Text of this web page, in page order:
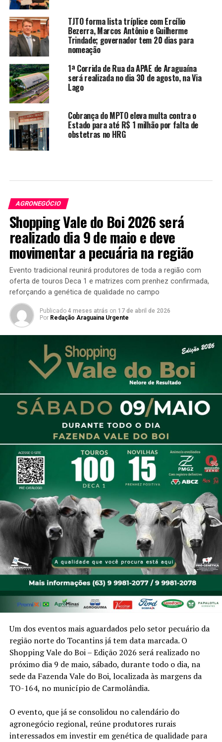
TJTO forma lista tríplice com Ercílio
Bezerra, Marcos Antônio e Guilherme
Trindade; governador tem 20 dias para
nomeação
1ª Corrida de Rua da APAE de Araguaína
será realizada no dia 30 de agosto, na Via
Lago
Cobrança do MPTO eleva multa contra o
Estado para até R$ 1 milhão por falta de
obstetras no HRG
AGRONEGÓCIO
Shopping Vale do Boi 2026 será
realizado dia 9 de maio e deve
movimentar a pecuária na região
Evento tradicional reunirá produtores de toda a região com
oferta de touros Deca 1 e matrizes com prenhez confirmada,
reforçando a genética de qualidade no campo
Publicado 4 meses atrás on 17 de abril de 2026
Por Redação Araguaina Urgente
Um dos eventos mais aguardados pelo setor pecuário da
região norte do Tocantins já tem data marcada. O
Shopping Vale do Boi – Edição 2026 será realizado no
próximo dia 9 de maio, sábado, durante todo o dia, na
sede da Fazenda Vale do Boi, localizada às margens da
TO-164, no município de Carmolândia.
O evento, que já se consolidou no calendário do
agronegócio regional, reúne produtores rurais
interessados em investir em genética de qualidade para